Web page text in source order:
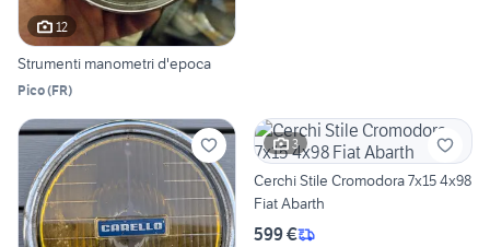
12
Strumenti manometri d'epoca
Pico(FR)
3
Cerchi Stile Cromodora 7x15 4x98
Fiat Abarth
599 €